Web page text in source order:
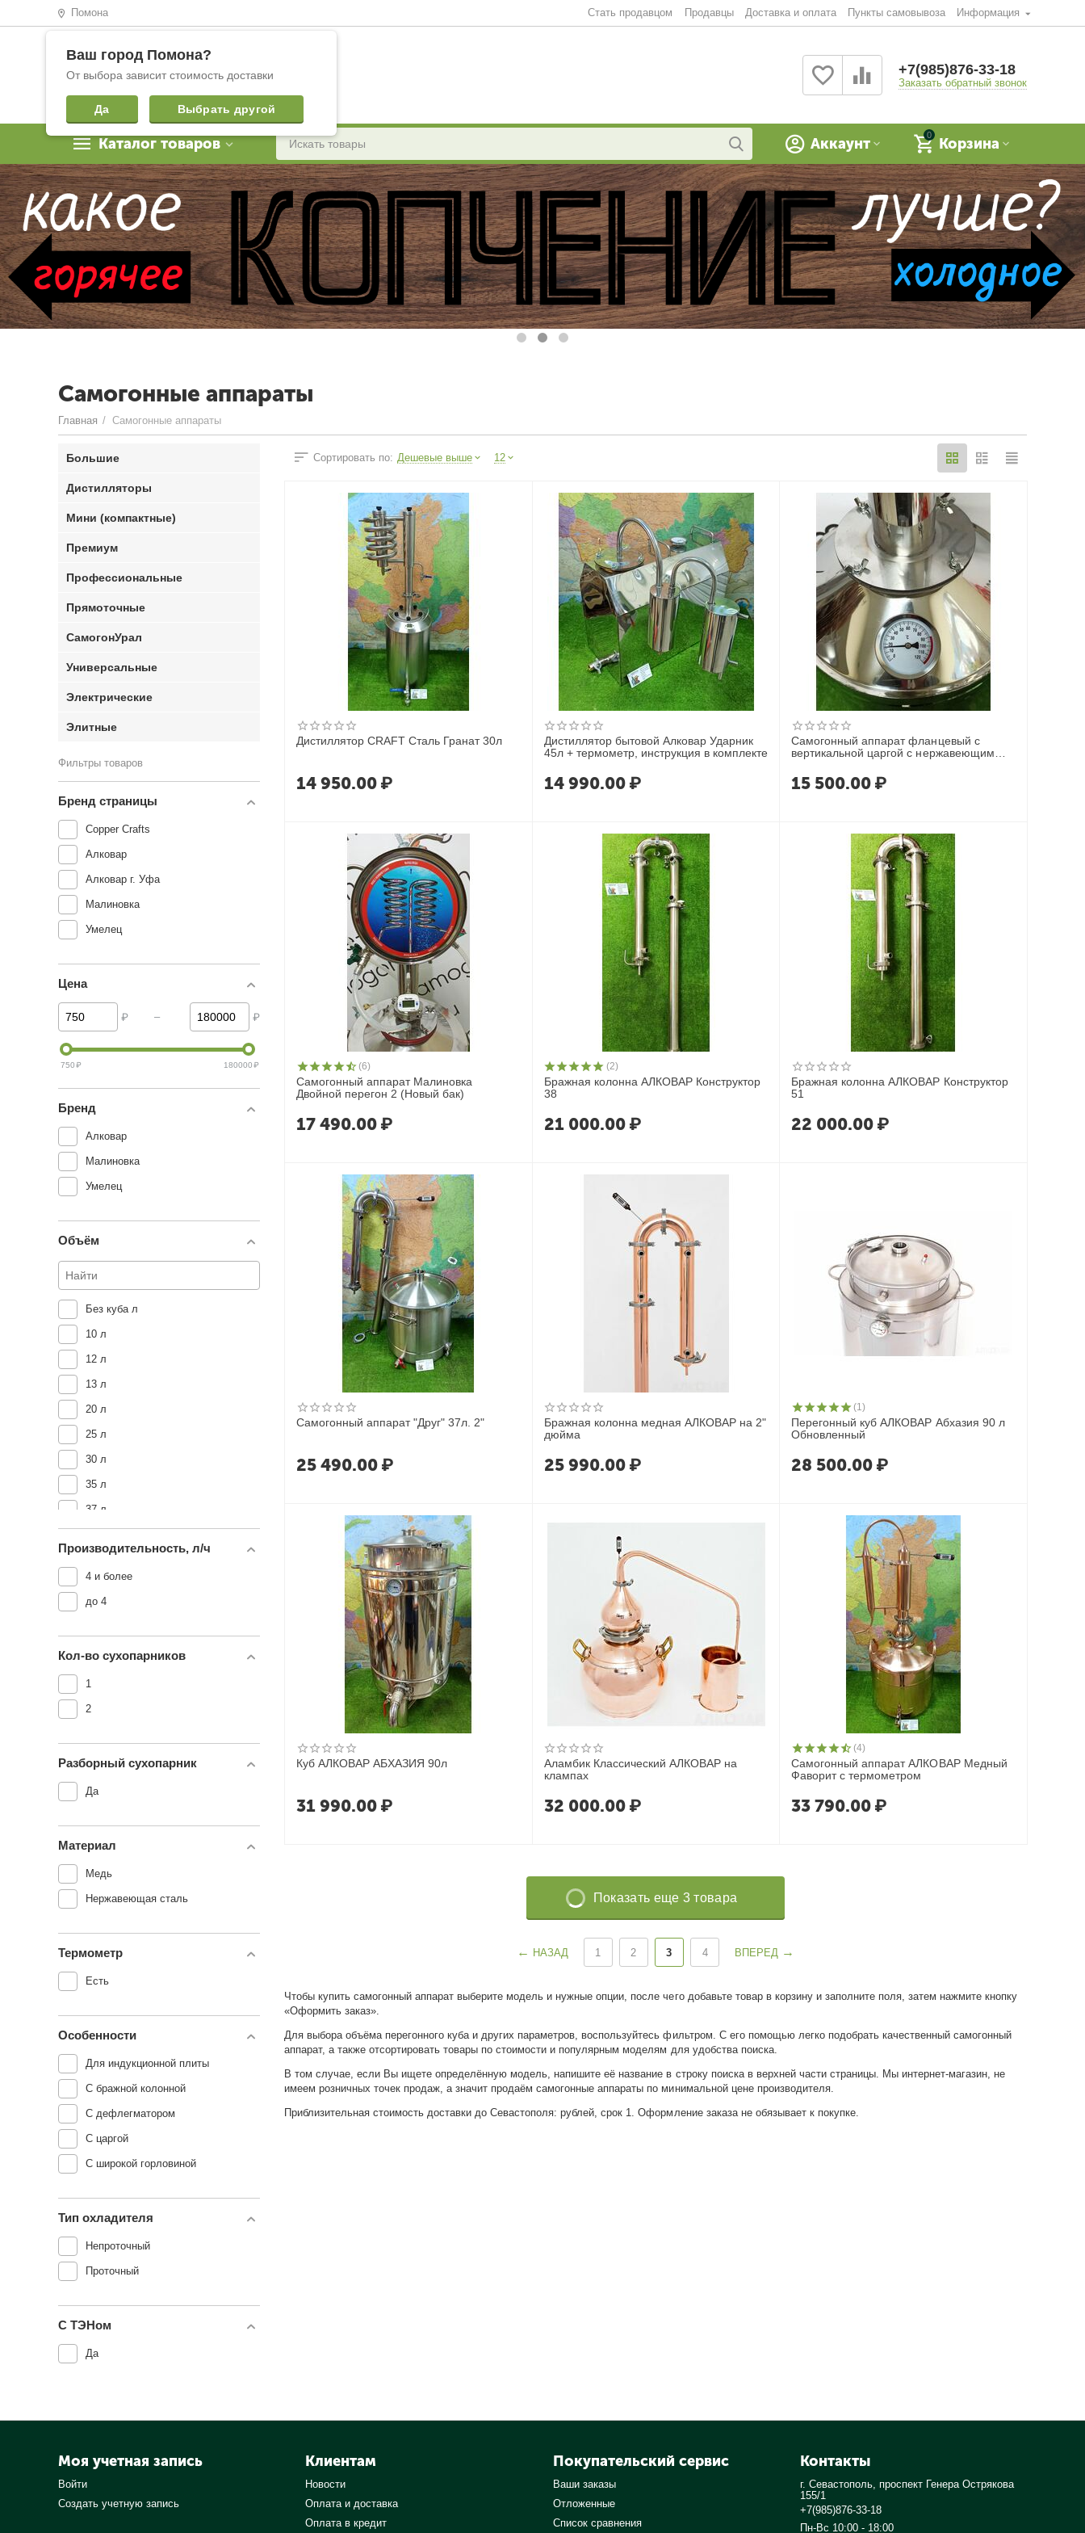
Помона
Ваш город Помона?
От выбора зависит стоимость доставки
Да Выбрать другой
Стать продавцом Продавцы Доставка и оплата Пункты самовывоза Информация
+7(985)876-33-18
Заказать обратный звонок
Каталог товаров
0
Корзина
Аккаунт
Самогонные аппараты
Главная / Самогонные аппараты
Чтобы купить самогонный аппарат выберите модель и нужные опции, после чего добавьте товар в корзину и заполните поля, затем нажмите кнопку
«Оформить заказ».
Для выбора объёма перегонного куба и других параметров, воспользуйтесь фильтром. С его помощью легко подобрать качественный самогонный
аппарат, а также отсортировать товары по стоимости и популярным моделям для удобства поиска.
В том случае, если Вы ищете определённую модель, напишите её название в строку поиска в верхней части страницы. Мы интернет-магазин, не
имеем розничных точек продаж, а значит продаём самогонные аппараты по минимальной цене производителя.
Приблизительная стоимость доставки до Севастополя: рублей, срок 1. Оформление заказа не обязывает к покупке.
Сортировать по: Дешевые выше 12
Дистиллятор CRAFT Сталь Гранат 30л
14 950.00 ₽
Дистиллятор бытовой Алковар Ударник
45л + термометр, инструкция в комплекте
14 990.00 ₽
Самогонный аппарат фланцевый с
вертикальной царгой с нержавеющим
15 500.00 ₽
(6)
Самогонный аппарат Малиновка
Двойной перегон 2 (Новый бак)
17 490.00 ₽
(2)
Бражная колонна АЛКОВАР Конструктор
38
21 000.00 ₽
Бражная колонна АЛКОВАР Конструктор
51
22 000.00 ₽
Самогонный аппарат "Друг" 37л. 2"
25 490.00 ₽
Бражная колонна медная АЛКОВАР на 2"
дюйма
25 990.00 ₽
(1)
Перегонный куб АЛКОВАР Абхазия 90 л
Обновленный
28 500.00 ₽
Куб АЛКОВАР АБХАЗИЯ 90л
31 990.00 ₽
Аламбик Классический АЛКОВАР на
клампах
32 000.00 ₽
(4)
Самогонный аппарат АЛКОВАР Медный
Фаворит с термометром
33 790.00 ₽
Показать еще 3 товара
НАЗАД 1 2 3 4 ВПЕРЕД
Большие
Дистилляторы
Мини (компактные)
Премиум
Профессиональные
Прямоточные
СамогонУрал
Универсальные
Электрические
Элитные
Фильтры товаров
Бренд страницы
Copper Crafts
Алковар
Алковар г. Уфа
Малиновка
Умелец
Цена
₽ – ₽
750₽ 180000₽
Бренд
Алковар
Малиновка
Умелец
Объём
Без куба л
10 л
12 л
13 л
20 л
25 л
30 л
35 л
37 л
100 л
Производительность, л/ч
4 и более
до 4
Кол-во сухопарников
1
2
Разборный сухопарник
Да
Материал
Медь
Нержавеющая сталь
Термометр
Есть
Особенности
Для индукционной плиты
С бражной колонной
С дефлегматором
С царгой
С широкой горловиной
Тип охладителя
Непроточный
Проточный
С ТЭНом
Да
Моя учетная запись
Войти
Создать учетную запись
Клиентам
Новости
Оплата и доставка
Оплата в кредит
Покупательский сервис
Ваши заказы
Отложенные
Список сравнения
Контакты
г. Севастополь, проспект Генера Острякова
155/1
+7(985)876-33-18
Пн-Вс 10:00 - 18:00